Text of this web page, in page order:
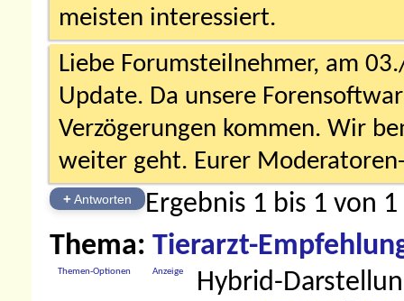
meisten interessiert.
Liebe Forumsteilnehmer, am
Update. Da unsere
Verzögerungen kommen. Wir
weiter geht. Eurer
+Antworten Ergebnis 1 bis 1 von 1
Thema: Tierarzt-
Themen-Optionen Anzeige Hybrid-